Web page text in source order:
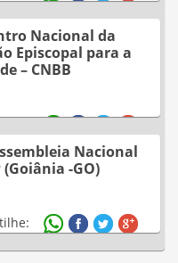
Nacional da
Episcopal para a
– CNBB
Nacional
(Goiânia -GO)